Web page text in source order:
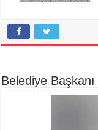
Belediye Başkanı